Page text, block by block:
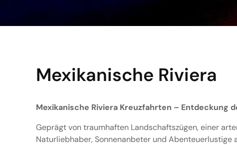
Mexikanische Riviera
Mexikanische Riviera Kreuzfahrten – Entdeckung
Geprägt von traumhaften Landschaftszügen, einer
Naturliebhaber, Sonnenanbeter und Abenteuerlustige